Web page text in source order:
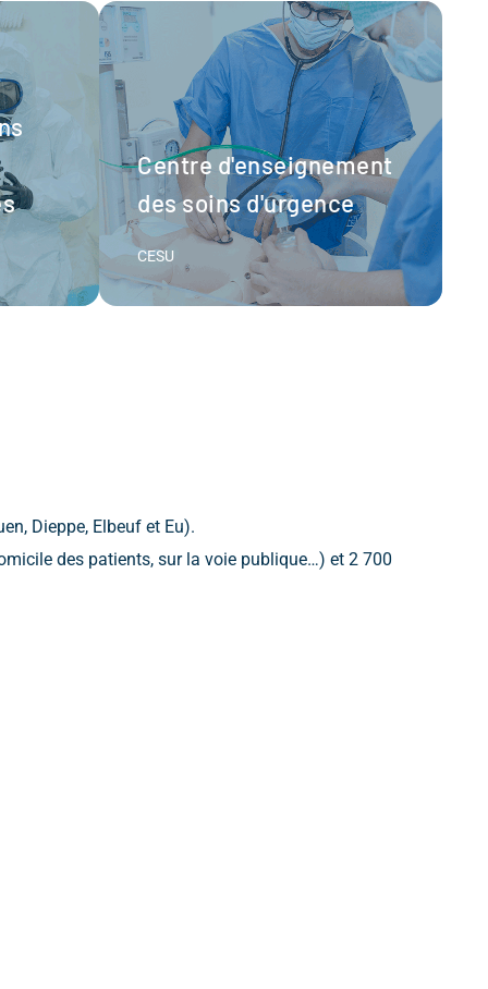
Centre d'enseignement
des soins d'urgence​
CESU
Dieppe, Elbeuf et Eu).
des patients, sur la voie publique…) et 2 700